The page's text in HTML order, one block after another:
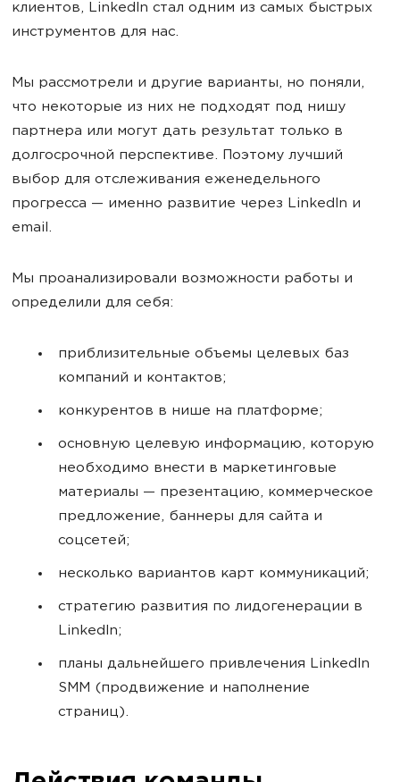
клиентов, LinkedIn стал одним из самых быстрых
инструментов для нас.
Мы рассмотрели и другие варианты, но поняли,
что некоторые из них не подходят под нишу
партнера или могут дать результат только в
долгосрочной перспективе. Поэтому лучший
выбор для отслеживания еженедельного
прогресса — именно развитие через LinkedIn и
email.
Мы проанализировали возможности работы и
определили для себя:
приблизительные объемы целевых баз
компаний и контактов;
конкурентов в нише на платформе;
основную целевую информацию, которую
необходимо внести в маркетинговые
материалы — презентацию, коммерческое
предложение, баннеры для сайта и
соцсетей;
несколько вариантов карт коммуникаций;
стратегию развития по лидогенерации в
LinkedIn;
планы дальнейшего привлечения LinkedIn
SMM (продвижение и наполнение
страниц).